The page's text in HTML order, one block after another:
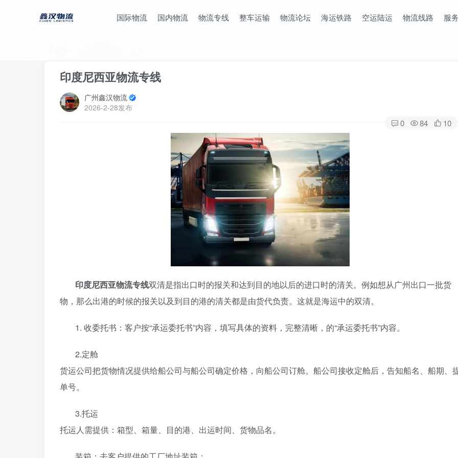
国际物流 国内物流 物流专线 整车运输 物流论坛 海运铁路 空运陆运 物流线路 服
印度尼西亚物流专线
广州鑫汉物流
2026-2-28发布
0 84 10
印度尼西亚物流专线双清是指出口时的报关和达到目的地以后的进口时的清关。例如想从广州出口一批货
物，那么出港的时候的报关以及到目的港的清关都是由货代负责。这就是海运中的双清。
1. 收委托书：客户按“承运委托书”内容，填写具体的资料，完整清晰，的“承运委托书”内容。
2.定舱
货运公司把货物情况提供给船公司与船公司确定价格，向船公司订舱。船公司接收定舱后，告知船名、船期、
单号。
3.托运
托运人需提供：箱型、箱量、目的港、出运时间、货物品名。